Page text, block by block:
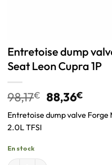
Entretoise dump
Seat Leon Cupra 1P
98,17€ 88,36€
Entretoise dump valve
2.0L TFSI
En stock